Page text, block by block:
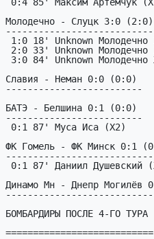
Молодечно - Слуцк 3:0 (2:0)
Славия - Неман 0:0 (0:0)
-------------------------
БАТЭ - Белшина 0:1 (0:0)
-------------------------
ФК Гомель - ФК Минск 0:1
Динамо Мн - Днепр Могилёв
БОМБАРДИРЫ ПОСЛЕ 4-ГО ТУРА
===========================